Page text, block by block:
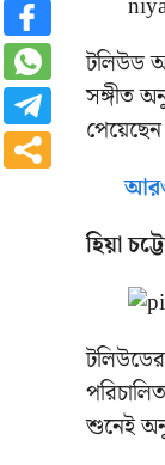
টলিউড
সঙ্গীত
হিয়া
টলিউডের
শুনেই